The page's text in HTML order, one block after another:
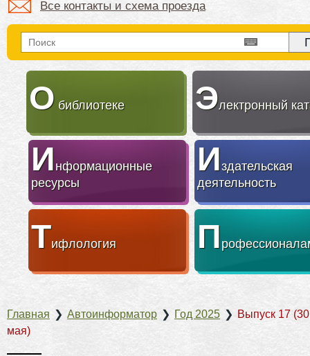
Все контакты и схема проезда
О библиотеке Электронный
Информационные
ресурсы
Издательская
деятельность
Тифлология П
Главная ❯ Автоинформатор ❯ Год 2025 ❯ Выпуск 17
мая)